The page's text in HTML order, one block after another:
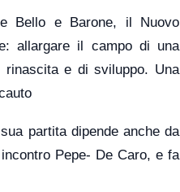
Bello e Barone, il Nuovo
allargare il campo di una
rinascita e di sviluppo. Una
partita dipende anche da
Pepe- De Caro, e fa